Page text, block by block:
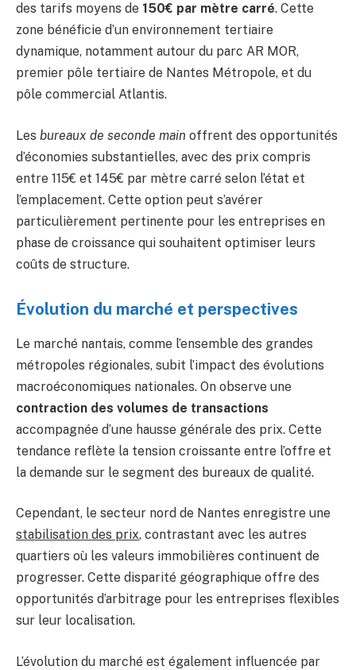
des tarifs moyens de 150€ par mètre carré. Cette
zone bénéficie d’un environnement tertiaire
dynamique, notamment autour du parc AR MOR,
premier pôle tertiaire de Nantes Métropole, et du
pôle commercial Atlantis.
Les bureaux de seconde main offrent des opportunités
d’économies substantielles, avec des prix compris
entre 115€ et 145€ par mètre carré selon l’état et
l’emplacement. Cette option peut s’avérer
particulièrement pertinente pour les entreprises en
phase de croissance qui souhaitent optimiser leurs
coûts de structure.
Évolution du marché et perspectives
Le marché nantais, comme l’ensemble des grandes
métropoles régionales, subit l’impact des évolutions
macroéconomiques nationales. On observe une
contraction des volumes de transactions
accompagnée d’une hausse générale des prix. Cette
tendance reflète la tension croissante entre l’offre et
la demande sur le segment des bureaux de qualité.
Cependant, le secteur nord de Nantes enregistre une
stabilisation des prix, contrastant avec les autres
quartiers où les valeurs immobilières continuent de
progresser. Cette disparité géographique offre des
opportunités d’arbitrage pour les entreprises flexibles
sur leur localisation.
L’évolution du marché est également influencée par